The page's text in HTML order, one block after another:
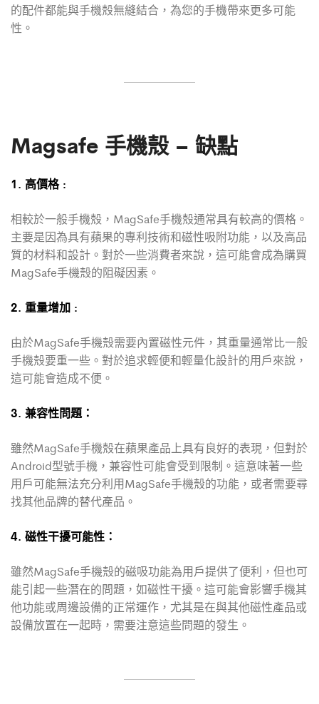
的配件都能與手機殼無縫結合，為您的手機帶來更多可能
性。
Magsafe 手機殼 – 缺點
1. 高價格 :
相較於一般手機殼，MagSafe手機殼通常具有較高的價格。
主要是因為具有蘋果的專利技術和磁性吸附功能，以及高品
質的材料和設計。對於一些消費者來說，這可能會成為購買
MagSafe手機殼的阻礙因素。
2. 重量增加 :
由於MagSafe手機殼需要內置磁性元件，其重量通常比一般
手機殼要重一些。對於追求輕便和輕量化設計的用戶來說，
這可能會造成不便。
3. 兼容性問題：
雖然MagSafe手機殼在蘋果產品上具有良好的表現，但對於
Android型號手機，兼容性可能會受到限制。這意味著一些
用戶可能無法充分利用MagSafe手機殼的功能，或者需要尋
找其他品牌的替代產品。
4. 磁性干擾可能性：
雖然MagSafe手機殼的磁吸功能為用戶提供了便利，但也可
能引起一些潛在的問題，如磁性干擾。這可能會影響手機其
他功能或周邊設備的正常運作，尤其是在與其他磁性產品或
設備放置在一起時，需要注意這些問題的發生。